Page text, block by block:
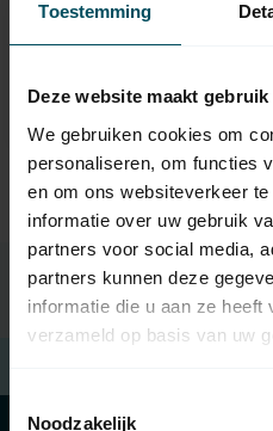
Toestemming
Deze website maakt
We gebruiken cookies om
personaliseren, om functies
en om ons websiteverkeer
informatie over uw gebruik
partners voor social media,
partners kunnen deze
informatie die u aan ze
verzameld op basis van uw
Toestemmingsselectie
Noodzakelijk
Uniko-1M Evolution
mid-motor